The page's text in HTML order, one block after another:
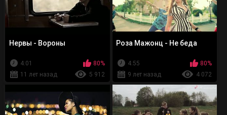
Нервы - Вороны
4:01
80%
11 лет назад
5 912
Роза Мажонц - Не беда
4:55
80%
9 лет назад
4 072